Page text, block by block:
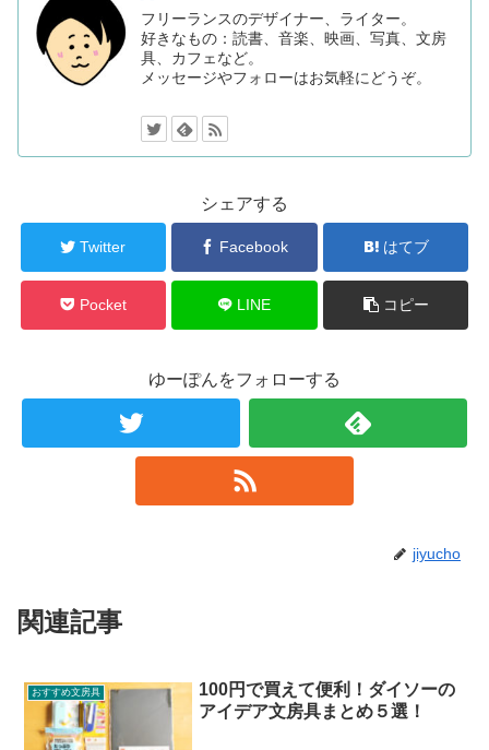
フリーランスのデザイナー、ライター。
好きなもの：読書、音楽、映画、写真、文房
具、カフェなど。
メッセージやフォローはお気軽にどうぞ。
シェアする
Twitter Facebook はてブ
Pocket LINE コピー
ゆーぽんをフォローする
jiyucho
関連記事
おすすめ文房具
100円で買えて便利！ダイソーの
アイデア文房具まとめ５選！